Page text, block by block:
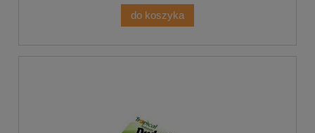
do koszyka